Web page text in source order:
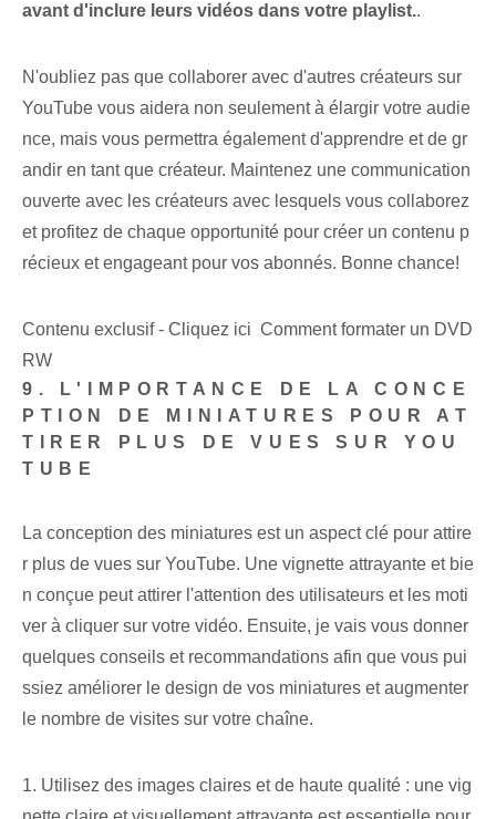
avant d'inclure leurs vidéos dans votre playlist..
N'oubliez pas que collaborer avec d'autres créateurs sur
YouTube vous aidera non seulement à élargir votre audie
nce, mais vous permettra également d'apprendre et de gr
andir en tant que créateur. Maintenez une communication
ouverte avec les créateurs avec lesquels vous collaborez
et profitez de chaque opportunité pour créer un contenu p
récieux et engageant pour vos abonnés. Bonne chance!
Contenu exclusif - Cliquez ici Comment formater un DVD
RW
9. L'IMPORTANCE DE LA CONCE
PTION DE MINIATURES POUR AT
TIRER PLUS DE VUES SUR YOU
TUBE
La conception des miniatures est un aspect clé pour attire
r plus de vues sur YouTube. Une vignette attrayante et bie
n conçue peut attirer l'attention des utilisateurs et les moti
ver à cliquer sur votre vidéo. Ensuite, je vais vous donner
quelques conseils et recommandations afin que vous pui
ssiez améliorer le design de vos miniatures et augmenter
le nombre de visites sur votre chaîne.
1. Utilisez des images claires et de haute qualité : une vig